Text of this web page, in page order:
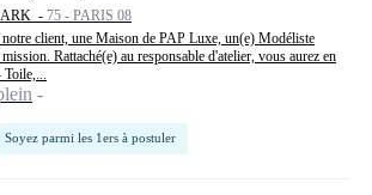
- 75 - PARIS 08
client, une Maison de PAP Luxe, un(e) Modéliste
Rattaché(e) au responsable d'atelier, vous aurez en
Toile,...
Soyez parmi les 1ers à postuler